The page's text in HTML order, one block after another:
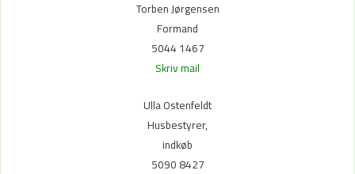
Torben Jørgensen
Formand
5044 1467
Skriv mail
Ulla Ostenfeldt
Husbestyrer,
indkøb
5090 8427